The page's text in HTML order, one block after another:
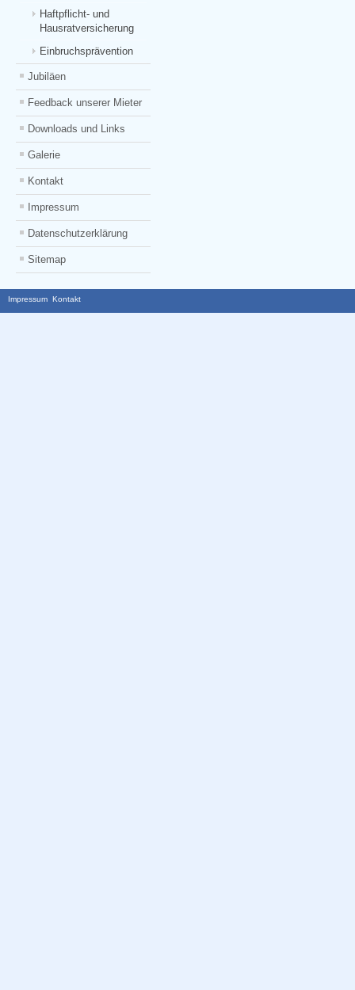
Haftpflicht- und
Hausratversicherung
Einbruchsprävention
Jubiläen
Feedback unserer Mieter
Downloads und Links
Galerie
Kontakt
Impressum
Datenschutzerklärung
Sitemap
Impressum Kontakt